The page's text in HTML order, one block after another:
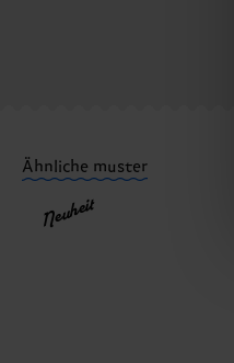
Socken und VIELES
Die Lieferzeit hängt
versandt wurde. Bitte
Du hast Fragen zu
Ähnliche muster
Neuheit